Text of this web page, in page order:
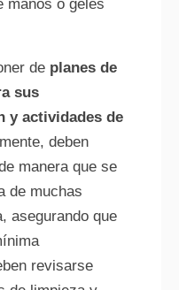
manos o geles
de planes de
sus
y actividades de
deben
manera que se
de muchas
asegurando que
revisarse